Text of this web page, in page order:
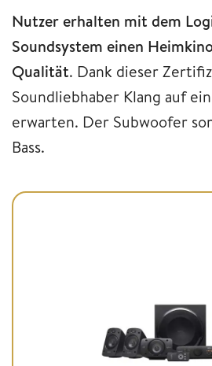
Nutzer erhalten mit dem
Soundsystem einen
Qualität. Dank dieser
Soundliebhaber Klang auf
erwarten. Der Subwoofer
Bass.